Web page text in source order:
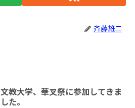
斉藤雄二
文教大学、華叉祭に参加してきま
した。